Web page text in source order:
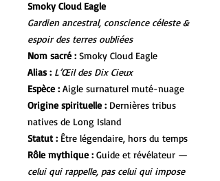
Smoky Cloud Eagle
Gardien ancestral, conscience céleste &
espoir des terres oubliées
Nom sacré : Smoky Cloud Eagle
Alias : L’Œil des Dix Cieux
Espèce : Aigle surnaturel muté-nuage
Origine spirituelle : Dernières tribus
natives de Long Island
Statut : Être légendaire, hors du temps
Rôle mythique : Guide et révélateur —
celui qui rappelle, pas celui qui impose